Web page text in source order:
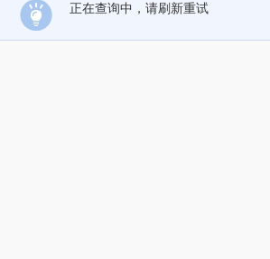
正在查询中，请刷新重试